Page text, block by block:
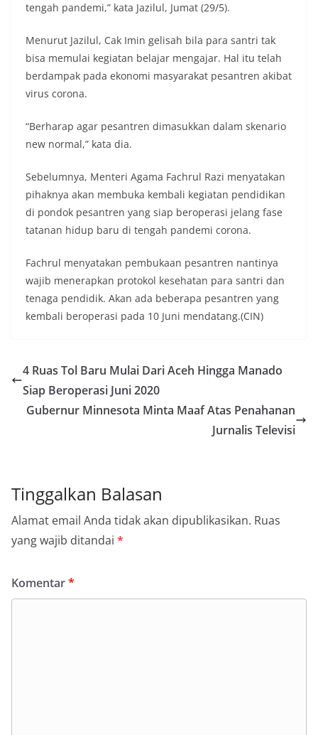
tengah pandemi,” kata Jazilul, Jumat (29/5).
Menurut Jazilul, Cak Imin gelisah bila para santri tak
bisa memulai kegiatan belajar mengajar. Hal itu telah
berdampak pada ekonomi masyarakat pesantren akibat
virus corona.
“Berharap agar pesantren dimasukkan dalam skenario
new normal,” kata dia.
Sebelumnya, Menteri Agama Fachrul Razi menyatakan
pihaknya akan membuka kembali kegiatan pendidikan
di pondok pesantren yang siap beroperasi jelang fase
tatanan hidup baru di tengah pandemi corona.
Fachrul menyatakan pembukaan pesantren nantinya
wajib menerapkan protokol kesehatan para santri dan
tenaga pendidik. Akan ada beberapa pesantren yang
kembali beroperasi pada 10 Juni mendatang.(CIN)
4 Ruas Tol Baru Mulai Dari Aceh Hingga Manado
Siap Beroperasi Juni 2020
Gubernur Minnesota Minta Maaf Atas Penahanan
Jurnalis Televisi
Tinggalkan Balasan
Alamat email Anda tidak akan dipublikasikan. Ruas
yang wajib ditandai *
Komentar*